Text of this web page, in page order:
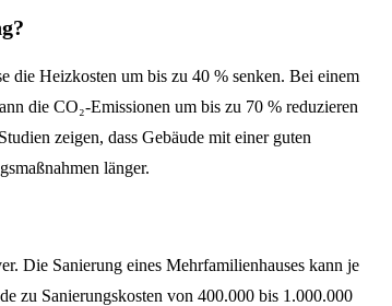
die Heizkosten um bis zu 40 % senken. Bei einem
die CO₂-Emissionen um bis zu 70 % reduzieren
zeigen, dass Gebäude mit einer guten
länger.
Die Sanierung eines Mehrfamilienhauses kann je
zu Sanierungskosten von 400.000 bis 1.000.000